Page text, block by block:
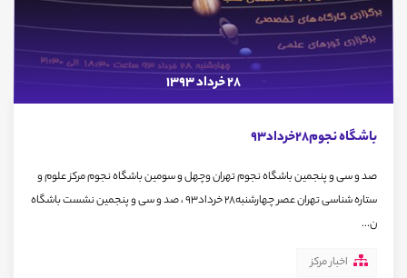
28 خرداد 1393
باشگاه نجوم28خرداد93
صد و سی و پنجمین باشگاه نجوم تهران وچهل و سومین باشگاه نجوم مرکز علوم و
ستاره شناسی تهران عصر چهارشنبه28 خرداد93 ، صد و سی و پنجمین نشست باشگاه
ن...
اخبار مرکز